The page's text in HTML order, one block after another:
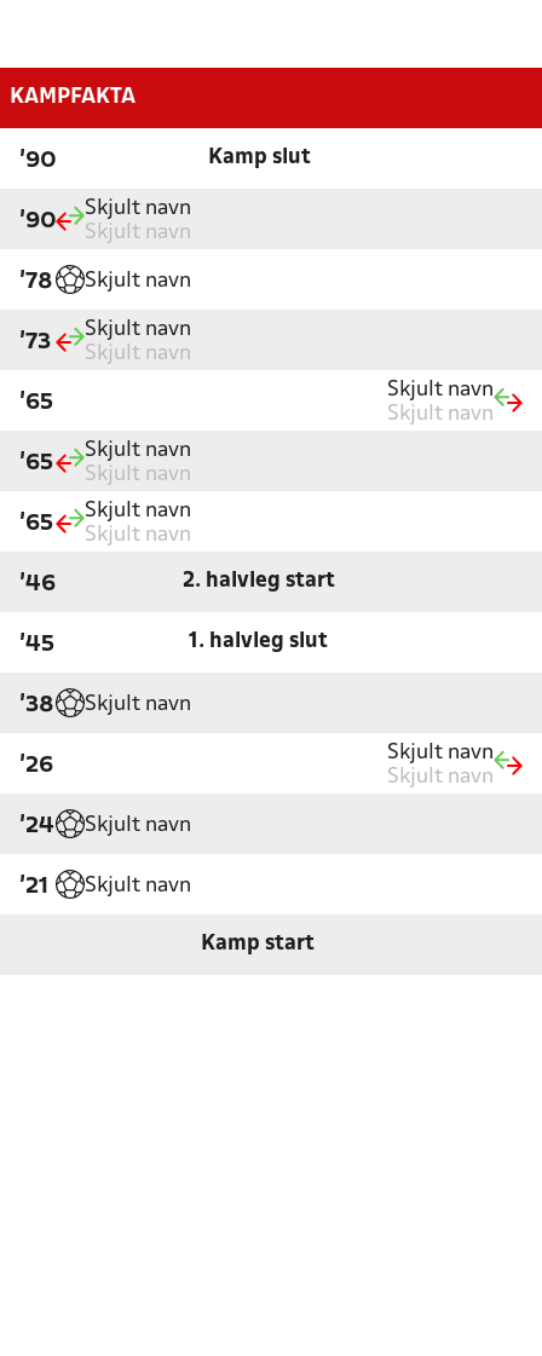
KAMPFAKTA
'90 Kamp slut
'90
Skjult navn
Skjult navn
'78 Skjult navn
'73
Skjult navn
Skjult navn
'65
Skjult navn
Skjult navn
'65
Skjult navn
Skjult navn
'65
Skjult navn
Skjult navn
'46 2. halvleg start
'45 1. halvleg slut
'38 Skjult navn
'26
Skjult navn
Skjult navn
'24 Skjult navn
'21 Skjult navn
Kamp start